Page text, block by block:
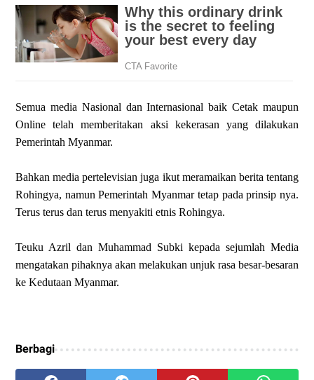
Semua media Nasional dan Internasional baik Cetak maupun
Online telah memberitakan aksi kekerasan yang dilakukan
Pemerintah Myanmar.
Bahkan media pertelevisian juga ikut meramaikan berita tentang
Rohingya, namun Pemerintah Myanmar tetap pada prinsip nya.
Terus terus dan terus menyakiti etnis Rohingya.
Teuku Azril dan Muhammad Subki kepada sejumlah Media
mengatakan pihaknya akan melakukan unjuk rasa besar-besaran
ke Kedutaan Myanmar.
Berbagi